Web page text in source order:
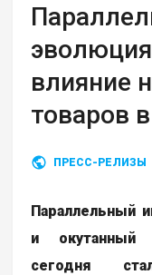
влияние
товаров
ПРЕСС-РЕЛИЗЫ
Параллельный
и окутанный
сегодня